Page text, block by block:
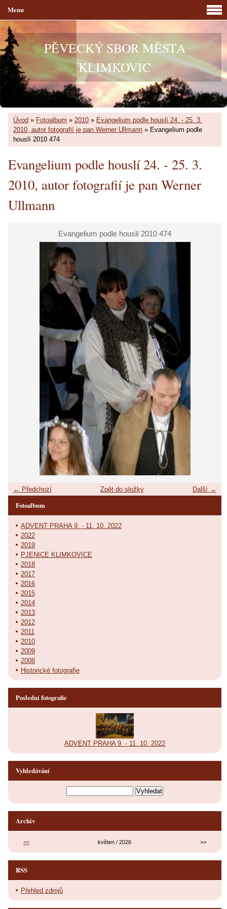
PĚVECKÝ SBOR MĚSTA
KLIMKOVIC
Úvod » Fotoalbum » 2010 » Evangelium podle houslí 24. - 25. 3.
2010, autor fotografií je pan Werner Ullmann » Evangelium podle
houslí 2010 474
Evangelium podle houslí 24. - 25. 3.
2010, autor fotografií je pan Werner
Ullmann
Evangelium podle houslí 2010 474
← Předchozí Další →
Zpět do složky
Menu
Fotoalbum
ADVENT PRAHA 9. - 11. 10. 2022
2022
2019
PJENICE KLIMKOVICE
2018
2017
2016
2015
2014
2013
2012
2011
2010
2009
2008
Historické fotografie
Poslední fotografie
ADVENT PRAHA 9. - 11. 10. 2022
Vyhledávání
Archiv
<< květen / 2026 >>
RSS
Přehled zdrojů